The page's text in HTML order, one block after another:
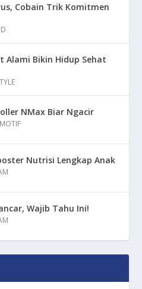
Cobain Trik Komitmen
Alami Bikin Hidup Sehat
NMax Biar Ngacir
Nutrisi Lengkap Anak
Wajib Tahu Ini!